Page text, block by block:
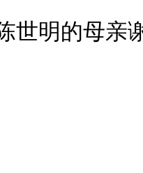
世明的母亲